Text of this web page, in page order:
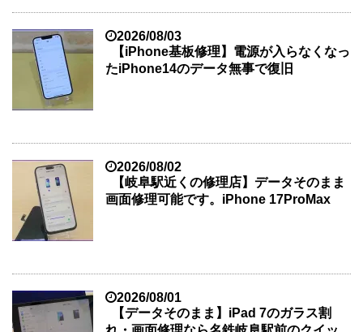
2026/08/03
【iPhone基板修理】電源が入らなくなっ
たiPhone14のデータ無事で復旧
2026/08/02
【岐阜駅近くの修理店】データそのまま
画面修理可能です。iPhone 17ProMax
2026/08/01
【データそのまま】iPad 7のガラス割